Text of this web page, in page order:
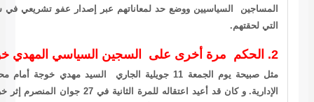
إصدار عفو تشريعي في شأنهم يكون عفوا كاملا عادلا وشاملا لجميع الأضرار
11 جويلية الجاري السيد مهدي خوجة أمام محكمة ناحية منزل بوزلفة بتهمة مخالفة قرار مراقبة
الإدارية. و كان قد أعيد اعتقاله للمرة الثانية في 27 جوان المنصرم إثر خروجه من السجن في بداية الربيع بعد أن قضى حكم